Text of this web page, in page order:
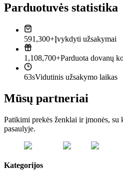
Parduotuvės statistika
591,300+Įvykdyti užsakymai
1,108,700+Parduota dovanų
63sVidutinis užsakymo laikas
Mūsų partneriai
Patikimi prekės ženklai ir įmonės, su
pasaulyje.
Kategorijos